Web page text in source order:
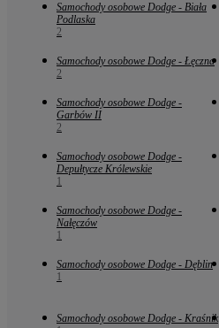
Samochody osobowe Dodge - Biała
Podlaska
2
Samochody osobowe Dodge - Łęczna
2
Samochody osobowe Dodge -
Garbów II
2
Samochody osobowe Dodge -
Depułtycze Królewskie
1
Samochody osobowe Dodge -
Nałęczów
1
Samochody osobowe Dodge - Dęblin
1
Samochody osobowe Dodge - Kraśnik